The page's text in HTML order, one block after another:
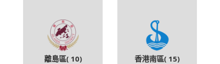
離島區( 10) 香港南區( 15)